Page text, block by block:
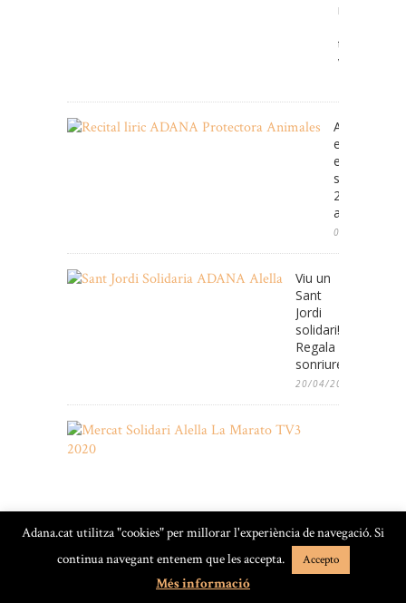
te
voluntari!
ADANA
enguany
el
seu
25e
aniversari
08/05/2025
Viu un
Sant
Jordi
solidari!
Regala
sonriures!
20/04/2022
de
Nadal
amb
Adana.cat utilitza "cookies" per millorar l'experiència de navegació. Si
continua navegant entenem que les accepta.
Accepto
Més informació